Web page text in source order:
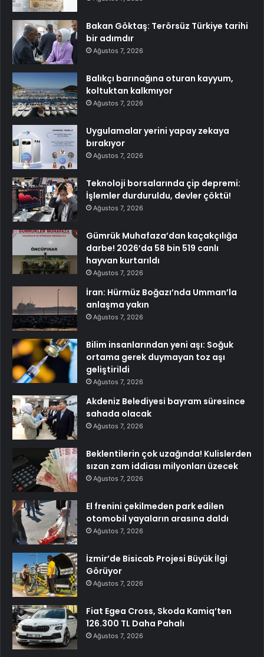
Bakan Göktaş: Terörsüz Türkiye tarihi
bir adımdır
Ağustos 7, 2026
Balıkçı barınağına oturan kayyum,
koltuktan kalkmıyor
Ağustos 7, 2026
Uygulamalar yerini yapay zekaya
bırakıyor
Ağustos 7, 2026
Teknoloji borsalarında çip depremi:
İşlemler durduruldu, devler çöktü!
Ağustos 7, 2026
Gümrük Muhafaza’dan kaçakçılığa
darbe! 2026’da 58 bin 519 canlı
hayvan kurtarıldı
Ağustos 7, 2026
İran: Hürmüz Boğazı’nda Umman’la
anlaşma yakın
Ağustos 7, 2026
Bilim insanlarından yeni aşı: Soğuk
ortama gerek duymayan toz aşı
geliştirildi
Ağustos 7, 2026
Akdeniz Belediyesi bayram süresince
sahada olacak
Ağustos 7, 2026
Beklentilerin çok uzağında! Kulislerden
sızan zam iddiası milyonları üzecek
Ağustos 7, 2026
El frenini çekilmeden park edilen
otomobil yayaların arasına daldı
Ağustos 7, 2026
İzmir’de Bisicab Projesi Büyük İlgi
Görüyor
Ağustos 7, 2026
Fiat Egea Cross, Skoda Kamiq’ten
126.300 TL Daha Pahalı
Ağustos 7, 2026